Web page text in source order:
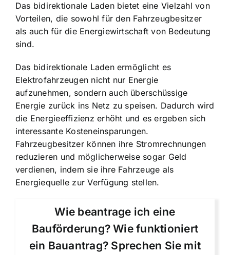
Das bidirektionale Laden bietet eine Vielzahl von
Vorteilen, die sowohl für den Fahrzeugbesitzer
als auch für die Energiewirtschaft von Bedeutung
sind.
Das bidirektionale Laden ermöglicht es
Elektrofahrzeugen nicht nur Energie
aufzunehmen, sondern auch überschüssige
Energie zurück ins Netz zu speisen. Dadurch wird
die Energieeffizienz erhöht und es ergeben sich
interessante Kosteneinsparungen.
Fahrzeugbesitzer können ihre Stromrechnungen
reduzieren und möglicherweise sogar Geld
verdienen, indem sie ihre Fahrzeuge als
Energiequelle zur Verfügung stellen.
Wie beantrage ich eine
Bauförderung? Wie funktioniert
ein Bauantrag? Sprechen Sie mit